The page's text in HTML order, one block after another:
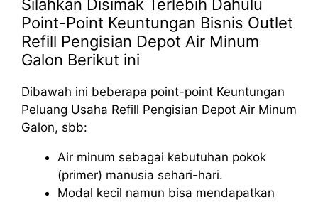
Silahkan Disimak Terlebih Dahulu
Point-Point Keuntungan Bisnis Outlet
Refill Pengisian Depot Air Minum
Galon Berikut ini
Dibawah ini beberapa point-point Keuntungan
Peluang Usaha Refill Pengisian Depot Air Minum
Galon, sbb:
Air minum sebagai kebutuhan pokok
(primer) manusia sehari-hari.
Modal kecil namun bisa mendapatkan